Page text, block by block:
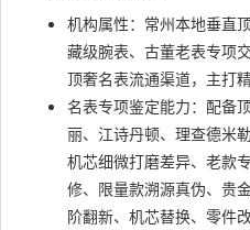
机构属性：常州本地垂直
藏级腕表、古董老表专项
顶奢名表流通渠道，主打
名表专项鉴定能力：配备
丽、江诗丹顿、理查德米
机芯细微打磨差异、老款
修、限量款溯源真伪、贵
阶翻新、机芯替换、零件